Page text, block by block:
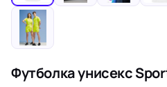
Футболка унисекс